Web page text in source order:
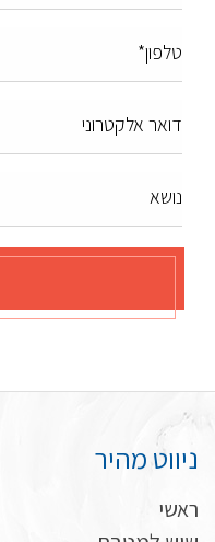
טלפון*
דואר אלקטרוני
נושא
ניווט מהיר
ראשי